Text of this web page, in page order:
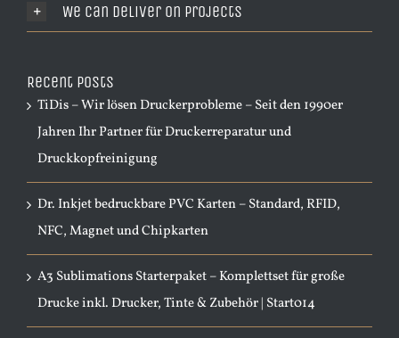
We Can Deliver On Projects
Recent Posts
TiDis – Wir lösen Druckerprobleme – Seit den 1990er
Jahren Ihr Partner für Druckerreparatur und
Druckkopfreinigung
Dr. Inkjet bedruckbare PVC Karten – Standard, RFID,
NFC, Magnet und Chipkarten
A3 Sublimations Starterpaket – Komplettset für große
Drucke inkl. Drucker, Tinte & Zubehör | Start014